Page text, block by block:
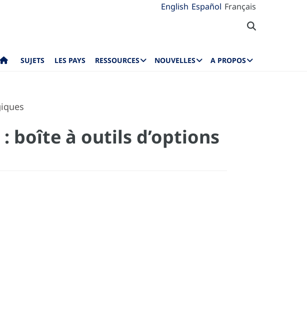
English Español Français
SUJETS LES PAYS RESSOURCES NOUVELLES A PROPOS
boîte à outils d’options